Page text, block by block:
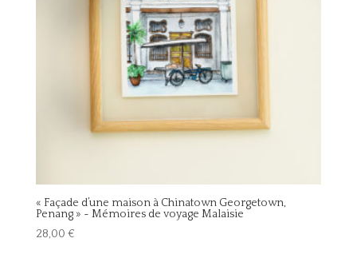
« Façade d’une maison à Chinatown Georgetown,
Penang » ~ Mémoires de voyage Malaisie
28,00 €